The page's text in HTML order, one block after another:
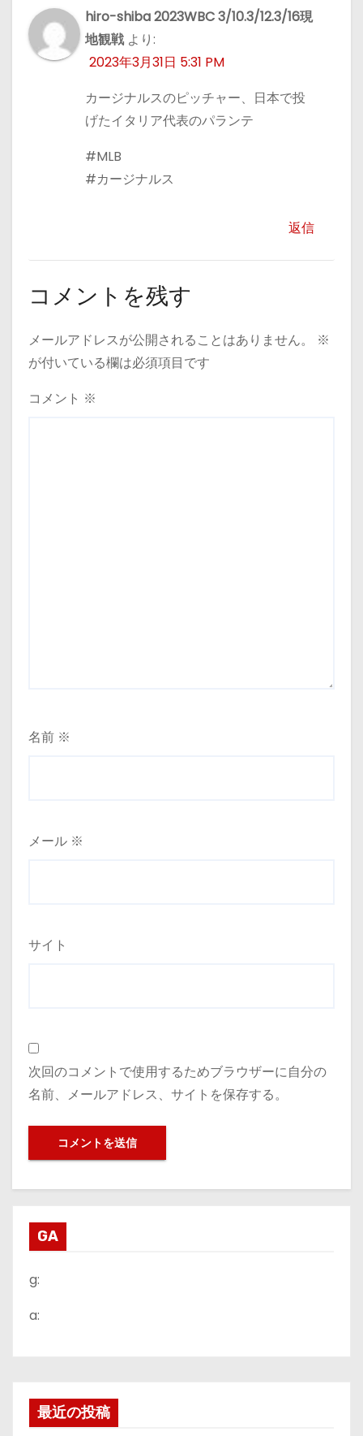
hiro-shiba 2023WBC 3/10.3/12.3/16現
地観戦 より:
2023年3月31日 5:31 PM
カージナルスのピッチャー、日本で投
げたイタリア代表のパランテ
#MLB
#カージナルス
返信
コメントを残す
メールアドレスが公開されることはありません。
※
が付いている欄は必須項目です
コメント ※
名前 ※
メール ※
サイト
次回のコメントで使用するためブラウザーに自分の
名前、メールアドレス、サイトを保存する。
GA
g:
a:
最近の投稿